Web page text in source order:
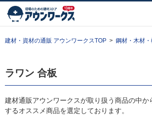
建材・資材の通販 アウンワークスTOP 鋼材・木材
ラワン 合板
建材通販アウンワークスが取り扱う商品の中か
するオススメ商品を選定しております。